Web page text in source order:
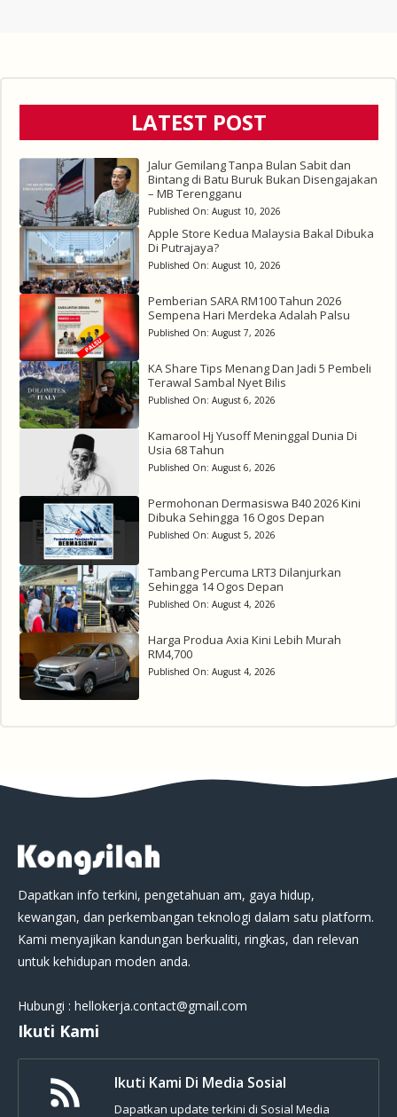
LATEST POST
Jalur Gemilang Tanpa Bulan Sabit dan
Bintang di Batu Buruk Bukan Disengajakan
– MB Terengganu
Published On: August 10, 2026
Apple Store Kedua Malaysia Bakal Dibuka
Di Putrajaya?
Published On: August 10, 2026
Pemberian SARA RM100 Tahun 2026
Sempena Hari Merdeka Adalah Palsu
Published On: August 7, 2026
KA Share Tips Menang Dan Jadi 5 Pembeli
Terawal Sambal Nyet Bilis
Published On: August 6, 2026
Kamarool Hj Yusoff Meninggal Dunia Di
Usia 68 Tahun
Published On: August 6, 2026
Permohonan Dermasiswa B40 2026 Kini
Dibuka Sehingga 16 Ogos Depan
Published On: August 5, 2026
Tambang Percuma LRT3 Dilanjurkan
Sehingga 14 Ogos Depan
Published On: August 4, 2026
Harga Produa Axia Kini Lebih Murah
RM4,700
Published On: August 4, 2026
Dapatkan info terkini, pengetahuan am, gaya hidup,
kewangan, dan perkembangan teknologi dalam satu platform.
Kami menyajikan kandungan berkualiti, ringkas, dan relevan
untuk kehidupan moden anda.
Hubungi : hellokerja.contact@gmail.com
Ikuti Kami
Ikuti Kami Di Media Sosial
Dapatkan update terkini di Sosial Media